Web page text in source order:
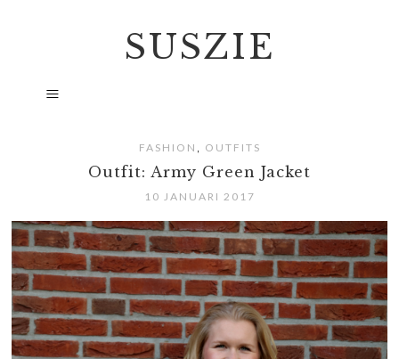
SUSZIE
FASHION , OUTFITS
Outfit: Army Green Jacket
10 JANUARI 2017